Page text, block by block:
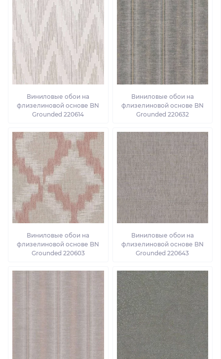
Виниловые обои на
флизелиновой основе BN
Grounded 220614
Виниловые обои на
флизелиновой основе BN
Grounded 220632
Виниловые обои на
флизелиновой основе BN
Grounded 220603
Виниловые обои на
флизелиновой основе BN
Grounded 220643